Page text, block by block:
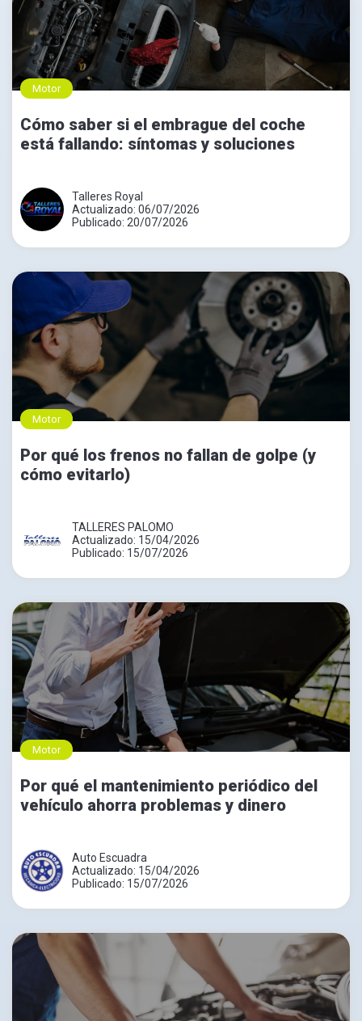
Motor
Cómo saber si el embrague del coche
está fallando: síntomas y soluciones
Talleres Royal
Actualizado: 06/07/2026
Publicado: 20/07/2026
Motor
Por qué los frenos no fallan de golpe (y
cómo evitarlo)
TALLERES PALOMO
Actualizado: 15/04/2026
Publicado: 15/07/2026
Motor
Por qué el mantenimiento periódico del
vehículo ahorra problemas y dinero
Auto Escuadra
Actualizado: 15/04/2026
Publicado: 15/07/2026